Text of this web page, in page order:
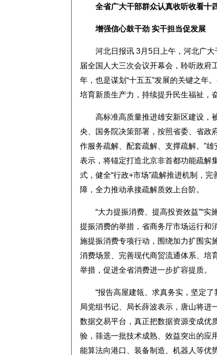
全省广大干部群众认真收听收看十
增强信心鼓干劲 实干担当促发展
河北日报讯 3月5日上午，河北广大
届全国人大三次会议开幕会，聆听政府
年，也是谋划“十五五”发展的关键之年
培育新质生产力，持续提升民生福祉，
高标准高质量推进雄安新区建设，被
央、国务院决策部署，按照省委、省政
作服务疏解、配套疏解、支撑疏解。”
表示，将锚定打造北京非首都功能疏解
式，健全“行政+市场”疏解推进机制，
障，全力推动承接疏解质效上台阶。
“大力提振消费、提高投资效益”“实
提振消费的举措，省商务厅市场运行和
施提振消费专项行动，围绕加力扩围实
消费场景、完善现代商贸流通体系、培
举措，促进全省消费进一步扩容提质。
“报告高屋建瓴、求真务实，坚定了
局党组书记、局长薛波表示，唐山将进
数据交易平台，真正把数据资源变成优
验，筛选一批技术成熟、效益突出的应
能算法向港口、装备制造、机器人等优